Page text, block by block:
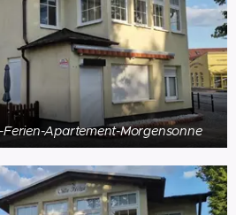
Apartement-Morgensonne